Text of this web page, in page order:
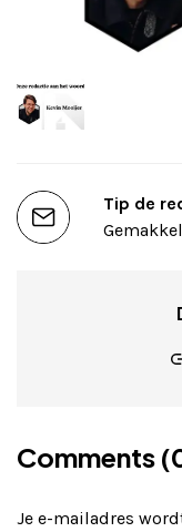
Tip de
Comments
Je e-mailadres